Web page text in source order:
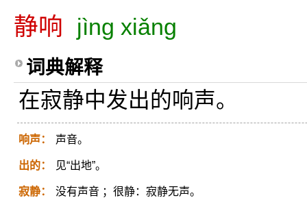
静响 jìng xiǎng
词典解释
在寂静中发出的响声。
响声： 声音。
出的： 见“出地”。
寂静： 没有声音 ；很静：寂静无声。